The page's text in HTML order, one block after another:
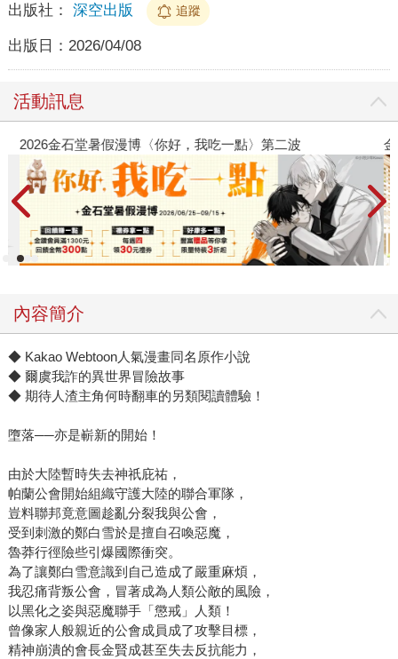
出版社： 深空出版 追蹤
出版日： 2026/04/08
活動訊息
2026金石堂暑假漫博〈你好，我吃一點〉第二波
內容簡介
◆ Kakao Webtoon人氣漫畫同名原作小說
◆ 爾虞我詐的異世界冒險故事
◆ 期待人渣主角何時翻車的另類閱讀體驗！
墮落──亦是嶄新的開始！
由於大陸暫時失去神祇庇祐，
帕蘭公會開始組織守護大陸的聯合軍隊，
豈料聯邦竟意圖趁亂分裂我與公會，
受到刺激的鄭白雪於是擅自召喚惡魔，
魯莽行徑險些引爆國際衝突。
為了讓鄭白雪意識到自己造成了嚴重麻煩，
我忍痛背叛公會，冒著成為人類公敵的風險，
以黑化之姿與惡魔聯手「懲戒」人類！
曾像家人般親近的公會成員成了攻擊目標，
精神崩潰的會長金賢成甚至失去反抗能力，